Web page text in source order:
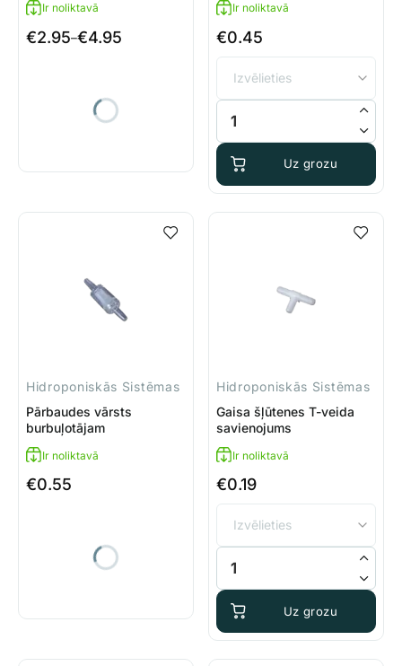
Ir noliktavā
€2.95–€4.95
Price
Tīkla kauss Net Cup daudzums
Ir noliktavā
€0.45
Gaisa šļūtene 4/6 mm
Uz grozu
Hidroponiskās Sistēmas
Pārbaudes vārsts
burbuļotājam
Ir noliktavā
€0.55
Pārbaudes vārsts burbuļotājam daudzums
Hidroponiskās Sistēmas
Gaisa šļūtenes T-veida
savienojums
Ir noliktavā
€0.19
Gaisa šļūtenes T-veida
Uz grozu